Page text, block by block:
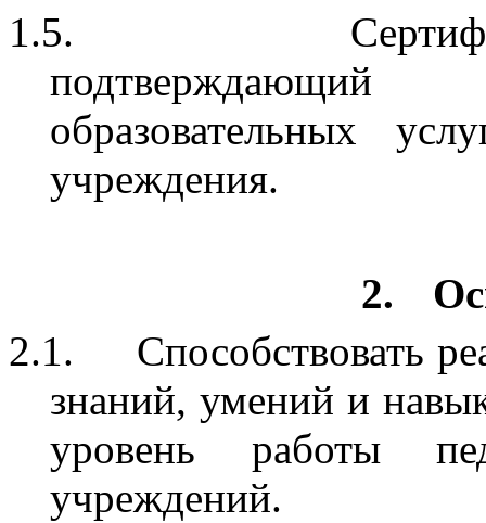
1.5.
образовательных
учреждения.
2.
2.1.
Способствовать
знаний, умений и
уровень работы
учреждений.